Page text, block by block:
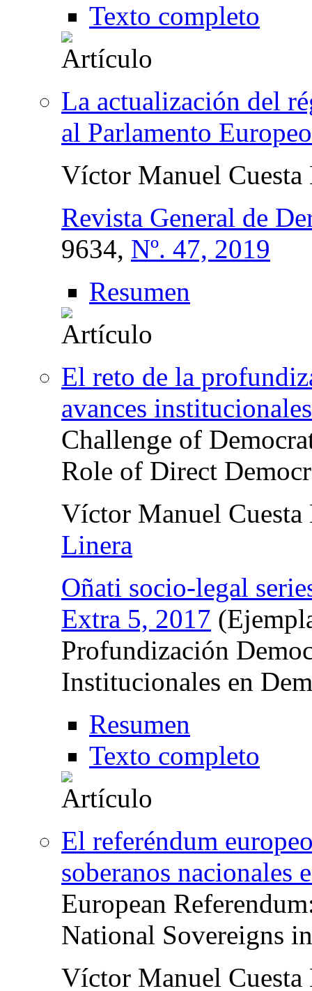
Texto completo
La actualización del
al Parlamento Europeo
Víctor Manuel Cuesta
Revista General de
9634, Nº. 47, 2019
Resumen
El reto de la
avances
Challenge of
Role of Direct
Víctor Manuel
Linera
Oñati socio-legal
Extra 5, 2017
Profundización
Institucionales en
Resumen
Texto completo
El referéndum
soberanos nacionales
European
National Sovereigns
Víctor Manuel Cuesta